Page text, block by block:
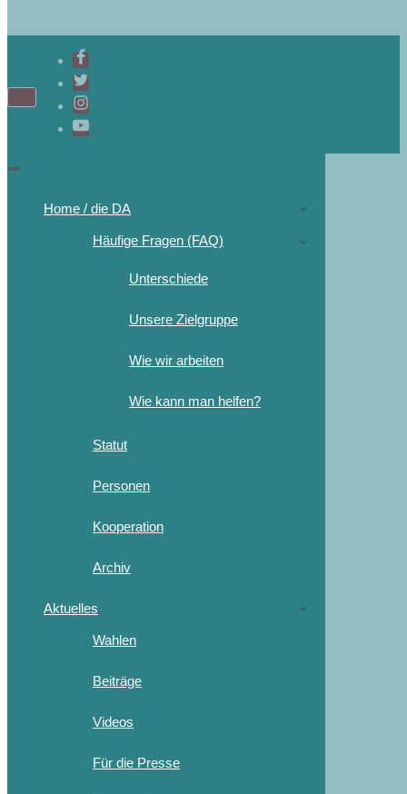
Home / die DA
Häufige Fragen (FAQ)
Unterschiede
Unsere Zielgruppe
Wie wir arbeiten
Wie kann man helfen?
Statut
Personen
Kooperation
Archiv
Aktuelles
Wahlen
Beiträge
Videos
Für die Presse